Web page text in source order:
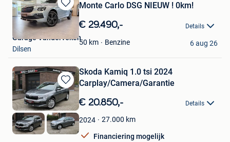
Bewaren
in
Mijn
Favorieten
Monte Carlo DSG NIEUW ! 0km!
€ 29.490,- Details
50 km Benzine
Garage Vanderveken
Dilsen
6 aug 26
Bewaren
in
Mijn
Favorieten
Skoda Kamiq 1.0 tsi 2024
Carplay/Camera/Garantie
€ 20.850,- Details
2024 27.000 km
Financiering mogelijk